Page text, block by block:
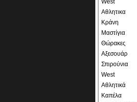
West
Αθλητικα
Κράνη
Μαστίγια
Θώρακες
Αξεσουάρ
Σπιρούνια
West
Αθλητικά
Καπέλα